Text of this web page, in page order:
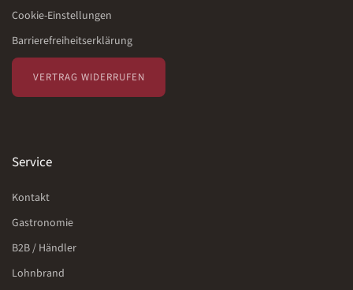
Cookie-Einstellungen
Barrierefreiheitserklärung
VERTRAG WIDERRUFEN
Service
Kontakt
Gastronomie
B2B / Händler
Lohnbrand